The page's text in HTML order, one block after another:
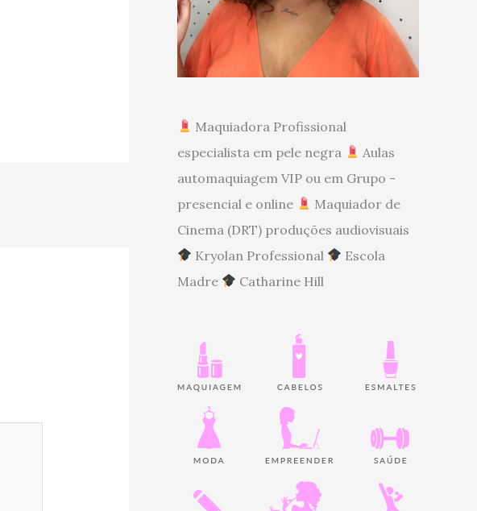
Maquiadora Profissional
especialista em pele negra
Aulas
automaquiagem VIP ou em Grupo -
presencial e online
Maquiador de
Cinema (DRT) produções audiovisuais
Kryolan Professional
Escola
Madre
Catharine Hill